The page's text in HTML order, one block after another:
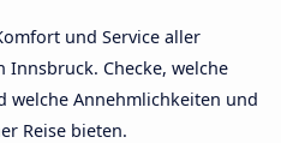
und Service aller
Innsbruck. Checke, welche
welche Annehmlichkeiten und
Reise bieten.